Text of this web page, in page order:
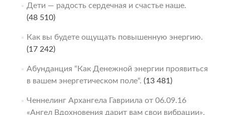
Дети — радость сердечная и счастье наше.
(48 510)
Как вы будете ощущать повышенную энергию.
(17 242)
Абунданция “Как Денежной энергии проявиться
в вашем энергетическом поле“. (13 481)
Ченнелинг Архангела Гавриила от 06.09.16
«Ангел Вдохновения дарит вам свои вибрации».